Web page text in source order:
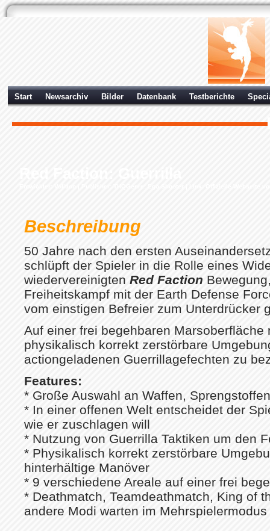
Start Newsarchiv Bilder Datenbank Testberichte
Beschreibung
50 Jahre nach den ersten
schlüpft der Spieler in die Rolle eines
wiedervereinigten Red Faction
Freiheitskampf mit der Earth Defense
vom einstigen Befreier zum Unterdrücker
Auf einer frei begehbaren Marsoberfläche
physikalisch korrekt zerstörbare
actiongeladenen Guerrillagefechten zu
Features:
* Große Auswahl an Waffen,
* In einer offenen Welt entscheidet der
wie er zuschlagen will
* Nutzung von Guerrilla Taktiken um den
* Physikalisch korrekt zerstörbare
hinterhältige Manöver
* 9 verschiedene Areale auf einer frei
* Deathmatch, Teamdeathmatch, King of
andere Modi warten im Mehrspielermodus